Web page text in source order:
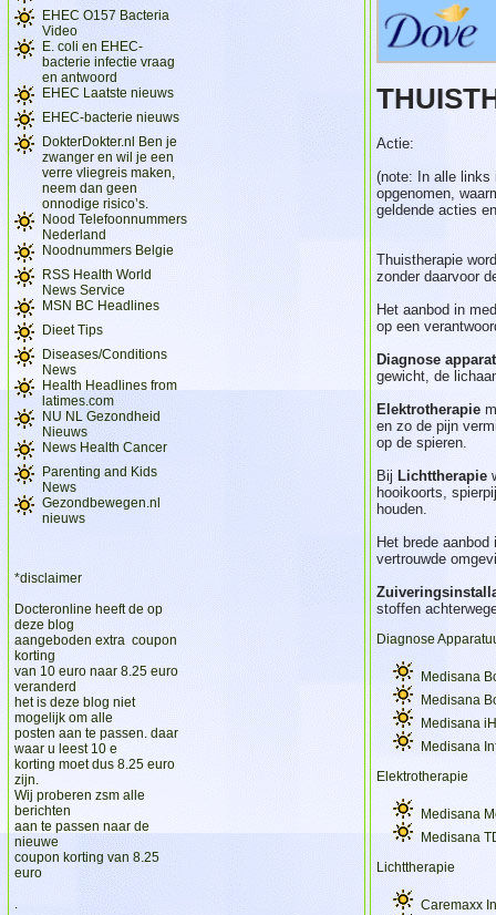
EHEC O157 Bacteria
Video
E. coli en EHEC-
bacterie infectie vraag
en antwoord
EHEC Laatste nieuws
EHEC-bacterie nieuws
DokterDokter.nl Ben je
zwanger en wil je een
verre vliegreis maken,
neem dan geen
onnodige risico’s.
Nood Telefoonnummers
Nederland
Noodnummers Belgie
RSS Health World
News Service
MSN BC Headlines
Dieet Tips
Diseases/Conditions
News
Health Headlines from
latimes.com
NU NL Gezondheid
Nieuws
News Health Cancer
Parenting and Kids
News
Gezondbewegen.nl
nieuws
*disclaimer
Docteronline heeft de op
deze blog
aangeboden extra coupon
korting
van 10 euro naar 8.25 euro
veranderd
het is deze blog niet
mogelijk om alle
posten aan te passen. daar
waar u leest 10 e
korting moet dus 8.25 euro
zijn.
Wij proberen zsm alle
berichten
aan te passen naar de
nieuwe
coupon korting van 8.25
euro
Actie:
(note: In alle
opgenomen,
geldende acties
Thuistherapie
zonder daarvoor
Het aanbod in
op een
Diagnose
gewicht, de
Elektrotherapie
en zo de pijn
op de spieren.
Bij Lichttherapie
hooikoorts,
houden.
Het brede
vertrouwde
stoffen
Diagnose
Medisana
Medisana
Medisana
Medisana
Elektrotherapie
Medisana
Medisana
Lichttherapie
Caremaxx